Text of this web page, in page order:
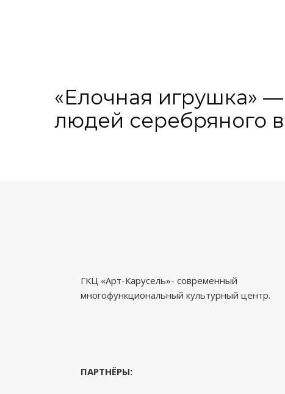
«Елочная игрушка»
людей серебряного
ГКЦ «Арт-Карусель»- современный
многофункциональный культурный центр.
ПАРТНЁРЫ: